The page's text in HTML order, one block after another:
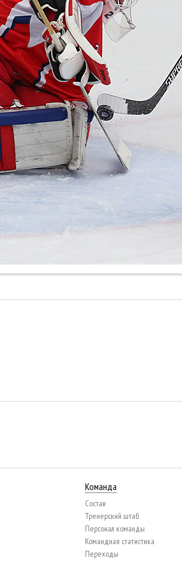
Команда
Состав
Тренерский штаб
Персонал команды
Командная статистика
Переходы